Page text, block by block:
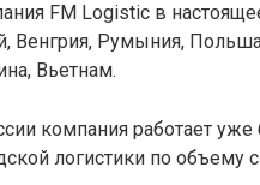
FM Logistic в
Венгрия, Румыния,
Вьетнам.
компания работает уже
логистики по объему